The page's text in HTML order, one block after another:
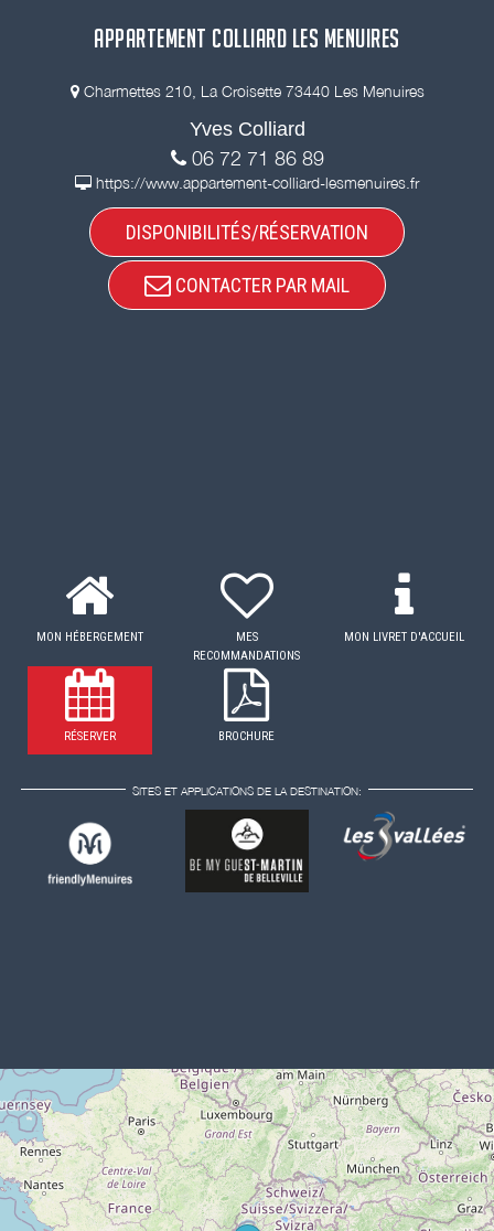
APPARTEMENT COLLIARD LES MENUIRES
Charmettes 210, La Croisette 73440 Les Menuires
Yves Colliard
06 72 71 86 89
https://www.appartement-colliard-lesmenuires.fr
DISPONIBILITÉS/RÉSERVATION
CONTACTER PAR MAIL
MON HÉBERGEMENT
MES
RECOMMANDATIONS
MON LIVRET D'ACCUEIL
RÉSERVER BROCHURE
SITES ET APPLICATIONS DE LA DESTINATION: